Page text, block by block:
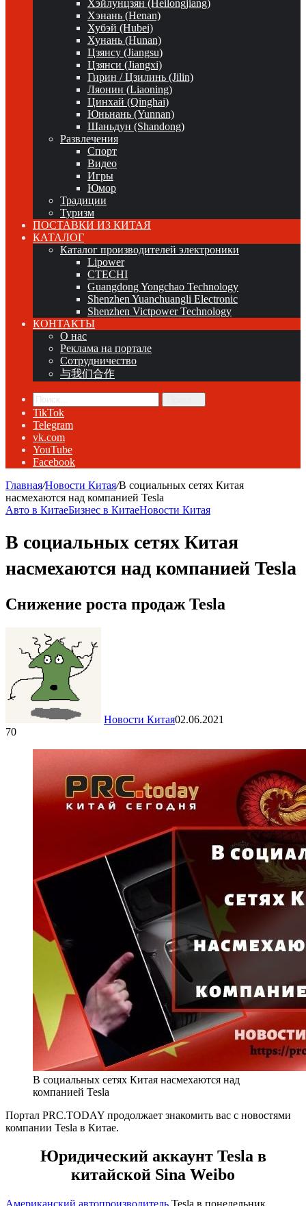
Хэйлунцзян (Heilongjiang)
Хэнань (Henan)
Хубэй (Hubei)
Хунань (Hunan)
Цзянсу (Jiangsu)
Цзянси (Jiangxi)
Гирин / Цзилинь (Jilin)
Ляонин (Liaoning)
Цинхай (Qinghai)
Юньнань (Yunnan)
Шаньдун (Shandong)
Развлечения
Спорт
Видео
Игры
Юмор
Традиции
Туризм
ПОСТАВКИ ИЗ КИТАЯ
КАТАЛОГ
Каталог производителей электроники
Lipower
CTECHI
Guangdong Yongchao Technology
Shenzhen Yuanchuangli Electronic
Shenzhen Victpower Technology
КОНТАКТЫ
О нас
Реклама на портале
Сотрудничество
与我们合作
TikTok
Telegram
vk.com
YouTube
Facebook
Главная/Новости Китая/В социальных сетях Китая
насмехаются над компанией Tesla
Авто в КитаеБизнес в КитаеНовости Китая
В социальных сетях Китая
насмехаются над компанией Tesla
Снижение роста продаж Tesla
Новости Китая02.06.2021
70
В социальных сетях Китая насмехаются над
компанией Tesla
Портал PRC.TODAY продолжает знакомить вас с новостями
компании Tesla в Китае.
Юридический аккаунт Tesla в
китайской Sina Weibo